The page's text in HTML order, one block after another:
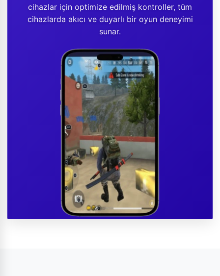
cihazlar için optimize edilmiş kontroller, tüm
cihazlarda akıcı ve duyarlı bir oyun deneyimi
sunar.